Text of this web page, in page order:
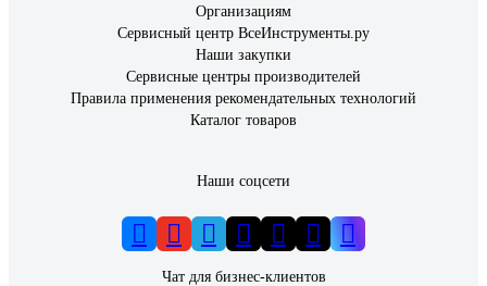
Организациям
Сервисный центр ВсеИнструменты.ру
Наши закупки
Сервисные центры производителей
Правила применения рекомендательных технологий
Каталог товаров
Наши соцсети
Чат для бизнес-клиентов